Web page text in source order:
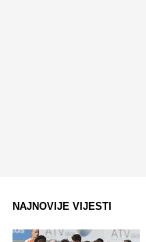
NAJNOVIJE VIJESTI